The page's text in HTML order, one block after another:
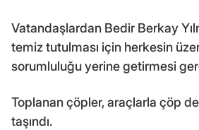
Vatandaşlardan Bedir Berkay
temiz tutulması için herkesin
sorumluluğu yerine getirmesi
Toplanan çöpler, araçlarla çöp
taşındı.